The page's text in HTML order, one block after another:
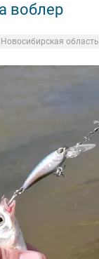
воблер
Новосибирская область